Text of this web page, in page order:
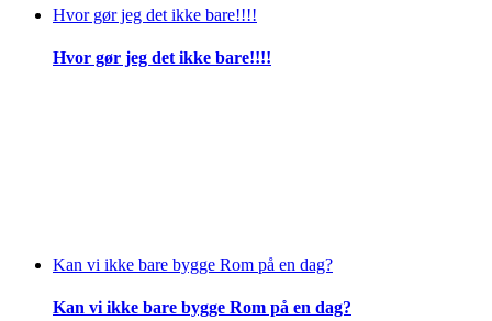
Hvor gør jeg det ikke bare!!!!
Hvor gør jeg det ikke bare!!!!
Kan vi ikke bare bygge Rom på en dag?
Kan vi ikke bare bygge Rom på en dag?